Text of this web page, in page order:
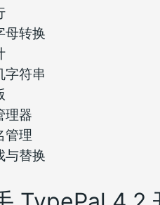
母转换
字符串
理器
管理
与替换